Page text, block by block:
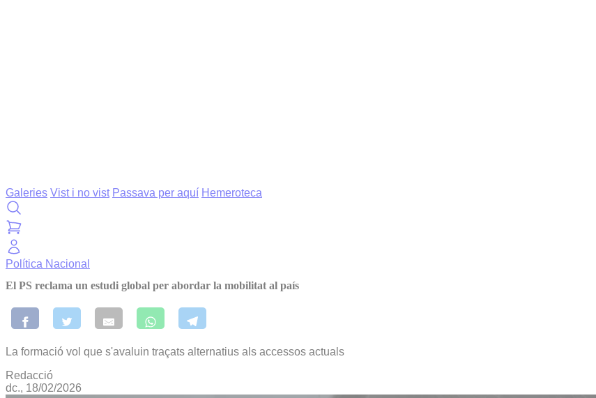
Galeries Vist i no vist Passava per aquí Hemeroteca
Política Nacional
El PS reclama un estudi global per abordar la mobilitat al país
La formació vol que s'avaluin traçats alternatius als accessos actuals
Redacció
dc., 18/02/2026